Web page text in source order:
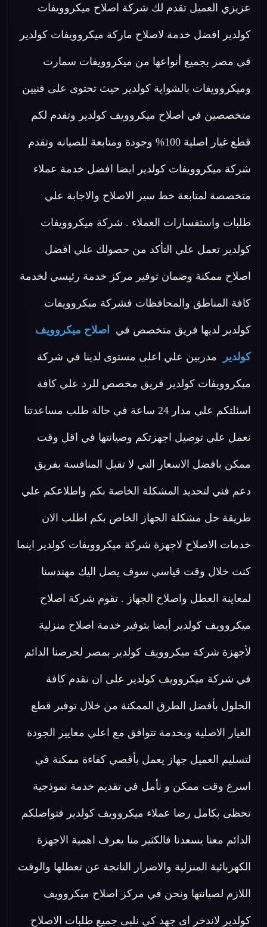
عزيزي العميل تقدم لك شركة اصلاح ميكروويفات
كولدير افضل خدمة لاصلاح ماركة ميكروويفات كولدير
في مصر بجميع أنواعها من ميكروويفات سمارت
وميكروويفات بالشواية كولدير حيث تحتوى على فنيين
متخصصين في اصلاح ميكروويف كولدير وتقدم لكم
قطع غيار اصلية 100% وجودة ومتابعة للصيانه وتقدم
شركة ميكروويفات كولدير ايضا افضل خدمة عملاء
متخصصة لمتابعة خط سير الاصلاح والاجابة علي
طلبات واستفسارات العملاء . شركة ميكروويفات
كولدير تعمل علي التأكد من حصولك علي افضل
اصلاح ممكنة وضمان توفير مركز خدمة رئيسي لخدمة
كافة المناطق والمحافظات فشركة ميكروويفات
كولدير لديها فريق متخصص في اصلاح ميكروويف
كولدير مدربين علي اعلى مستوى لدينا في شركة
ميكروويفات كولدير فريق مخصص للرد علي كافة
اسئلتكم علي مدار 24 ساعة في حالة طلب مساعدتنا
نعمل علي توصيل اجهزتكم وصيانتها في اقل وقت
ممكن بافضل الاسعار التي لا تقبل المنافسة بفريق
دعم فني لتحديد المشكلة الخاصة بكم واطلاعكم علي
طريقة حل مشكلة الجهاز الخاص بكم اطلب الان
خدمات الاصلاح لاجهزة شركة ميكروويفات كولدير اينما
كنت خلال وقت قياسي سوف يصل اليك مهندسنا
لمعاينة العطل واصلاح الجهاز . تقوم شركة اصلاح
ميكروويف كولدير أيضا بتوفير خدمة اصلاح منزلية
لأجهزة شركة ميكروويف كولدير بمصر لحرصنا الدائم
في شركة ميكروويف كولدير على ان نقدم كافة
الحلول بأفضل الطرق الممكنة من خلال توفير قطع
الغيار الاصلية وبخدمة تتوافق مع اعلي معايير الجودة
لتسليم العميل جهاز يعمل بأقصي كفاءة ممكنة في
اسرع وقت ممكن و نأمل في تقديم خدمة نموذجية
تحظى بكامل رضا عملاء ميكروويف كولدير فتواصلكم
الدائم معنا يسعدنا فالكثير منا يعرف اهمية الاجهزة
الكهربائية المنزلية والاضرار الناتجة عن تعطلها والوقت
اللازم لصيانتها ونحن في مركز اصلاح ميكروويف
كولدير لاندخر اى جهد كي نلبى جميع طلبات الاصلاح